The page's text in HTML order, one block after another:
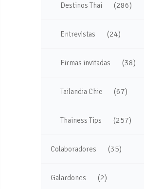
Destinos Thai (286)
Entrevistas (24)
Firmas invitadas (38)
Tailandia Chic (67)
Thainess Tips (257)
Colaboradores (35)
Galardones (2)